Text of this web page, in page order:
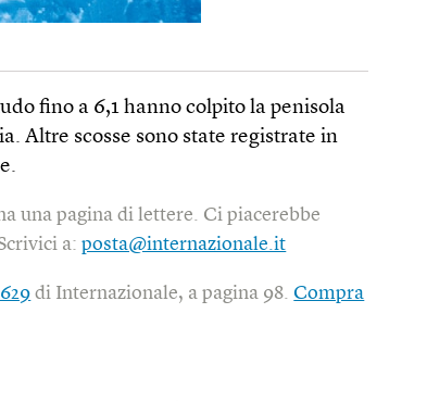
fino a 6,1 hanno colpito la penisola
Altre scosse sono state registrate in
una pagina di lettere. Ci piacerebbe
a:posta@internazionale.it
di Internazionale, a pagina 98.Compra